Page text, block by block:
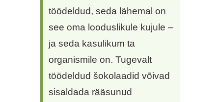
töödeldud, seda lähemal on
see oma looduslikule kujule –
ja seda kasulikum ta
organismile on. Tugevalt
töödeldud šokolaadid võivad
sisaldada rääsunud